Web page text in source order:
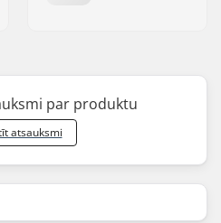
par produktu
atsauksmi